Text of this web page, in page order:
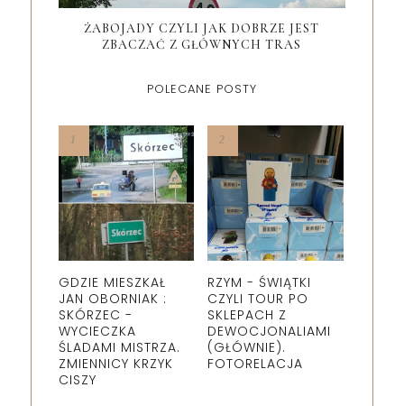
ŻABOJADY CZYLI JAK DOBRZE JEST
ZBACZAĆ Z GŁÓWNYCH TRAS
POLECANE POSTY
GDZIE MIESZKAŁ
JAN OBORNIAK :
SKÓRZEC -
WYCIECZKA
ŚLADAMI MISTRZA.
ZMIENNICY KRZYK
CISZY
RZYM - ŚWIĄTKI
CZYLI TOUR PO
SKLEPACH Z
DEWOCJONALIAMI
(GŁÓWNIE).
FOTORELACJA